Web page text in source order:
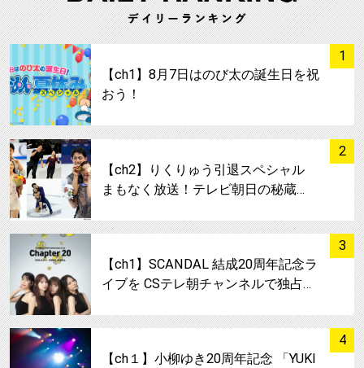
1
サムネイル
【ch1】8月7日はのび太の誕生日を祝
おう！
2
サムネイル
【ch2】りくりゅう引退スペシャル
まもなく放送！テレビ朝日の秘蔵…
3
【ch1】SCANDAL 結成20周年記念ラ
イブを CSテレ朝チャンネルで独占…
4
【ch１】小柳ゆき20周年記念 「YUKI